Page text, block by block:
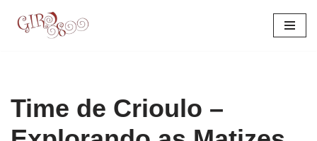
Time de Crioulo –